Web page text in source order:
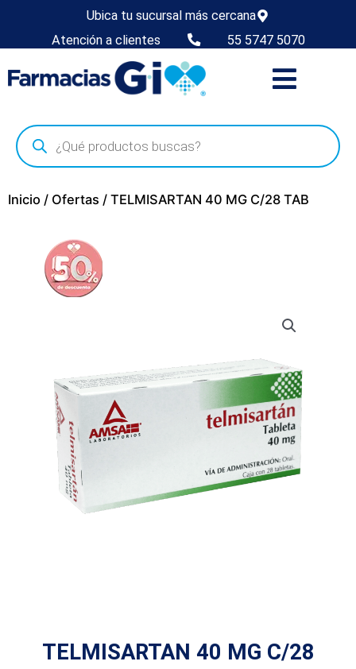
Ubica tu sucursal más cercana
Atención a clientes
55 5747 5070
Inicio / Ofertas / TELMISARTAN 40 MG C/28 TAB
TELMISARTAN 40 MG C/28